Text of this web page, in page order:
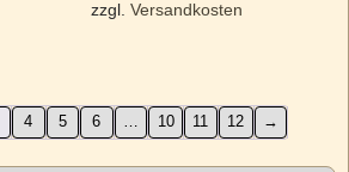
zzgl.Versandkosten
4 5 6 … 10 11 12 →